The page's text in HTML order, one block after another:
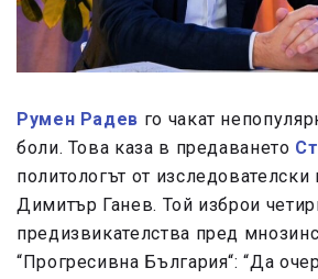
Румен Радев го чакат
боли. Това каза в предаването
политологът от изследователски
Димитър Ганев. Той изброи
предизвикателства пред
“Прогресивна България“: “Да